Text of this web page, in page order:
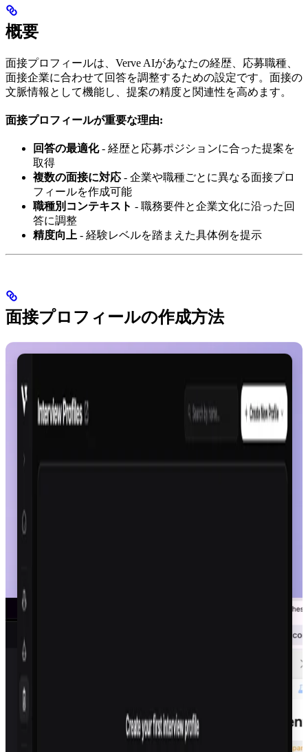
概要
面接プロフィールは、Verve AIがあなたの経歴、応募職種、
面接企業に合わせて回答を調整するための設定です。面接の
文脈情報として機能し、提案の精度と関連性を高めます。
面接プロフィールが重要な理由:
回答の最適化- 経歴と応募ポジションに合った提案を
取得
複数の面接に対応 - 企業や職種ごとに異なる面接プロ
フィールを作成可能
職種別コンテキスト - 職務要件と企業文化に沿った回
答に調整
精度向上 - 経験レベルを踏まえた具体例を提示
面接プロフィールの作成方法